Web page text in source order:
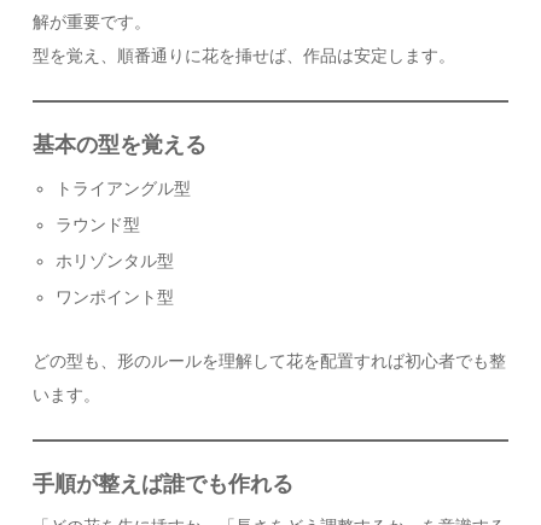
解が重要です。
型を覚え、順番通りに花を挿せば、作品は安定します。
基本の型を覚える
トライアングル型
ラウンド型
ホリゾンタル型
ワンポイント型
どの型も、形のルールを理解して花を配置すれば初心者でも整
います。
手順が整えば誰でも作れる